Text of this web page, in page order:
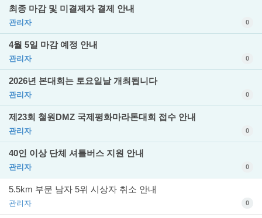
최종 마감 및 미결제자 결제 안내
관리자 0
4월 5일 마감 예정 안내
관리자 0
2026년 본대회는 토요일날 개최됩니다
관리자 0
제23회 철원DMZ 국제평화마라톤대회 접수 안내
관리자 0
40인 이상 단체 셔틀버스 지원 안내
관리자 0
5.5km 부문 남자 5위 시상자 취소 안내
관리자 0